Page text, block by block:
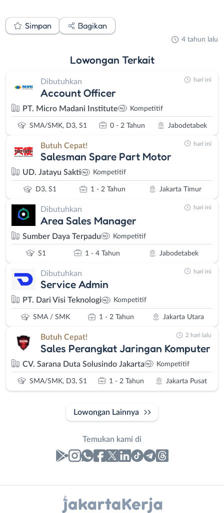
Simpan Bagikan
4 tahun lalu
Lowongan Terkait
Dibutuhkan
Account Officer
PT. Micro Madani Institute Kompetitif
SMA/SMK, D3, S1 0 - 2 Tahun Jabodetabek
hari ini
Butuh Cepat!
Salesman Spare Part Motor
UD. Jatayu Sakti Kompetitif
D3, S1 1 - 2 Tahun Jakarta Timur
hari ini
Dibutuhkan
Area Sales Manager
Sumber Daya Terpadu Kompetitif
S1 1 - 4 Tahun Jabodetabek
hari ini
Dibutuhkan
Service Admin
PT. Dari Visi Teknologi Kompetitif
SMA / SMK 1 - 2 Tahun Jakarta Utara
hari ini
Butuh Cepat!
Sales Perangkat Jaringan Komputer
CV. Sarana Duta Solusindo Jakarta Kompetitif
SMA/SMK, D3, S1 1 - 2 Tahun Jakarta Pusat
2 hari lalu
Lowongan Lainnya
Temukan kami di